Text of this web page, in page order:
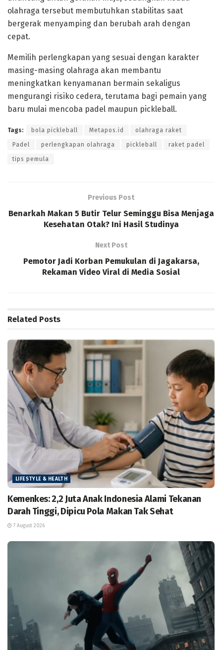
olahraga tersebut membutuhkan stabilitas saat
bergerak menyamping dan berubah arah dengan
cepat.
Memilih perlengkapan yang sesuai dengan karakter
masing-masing olahraga akan membantu
meningkatkan kenyamanan bermain sekaligus
mengurangi risiko cedera, terutama bagi pemain yang
baru mulai mencoba padel maupun pickleball.
Tags: bola pickleball Metapos.id olahraga raket
Padel perlengkapan olahraga pickleball raket padel
tips pemula
Previous Post
Benarkah Makan 5 Butir Telur Seminggu Bisa Menjaga
Kesehatan Otak? Ini Hasil Studinya
Next Post
Pemotor Jadi Korban Pemukulan di Jagakarsa,
Rekaman Video Viral di Media Sosial
Related Posts
LIFESTYLE & HEALTH
Kemenkes: 2,2 Juta Anak Indonesia Alami Tekanan
Darah Tinggi, Dipicu Pola Makan Tak Sehat
7 August 2026